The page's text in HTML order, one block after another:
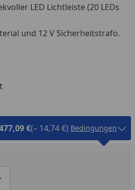
LED Lichtleiste (20 LEDs
und 12 V Sicherheitstrafo.
€(– 14,74 €) Bedingungen
eins verringern
manuell eingeben
um eins erhöhen